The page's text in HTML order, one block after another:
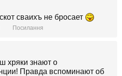
сваихъ не бросает
Посилання
хряки знают о
Правда вспоминают об